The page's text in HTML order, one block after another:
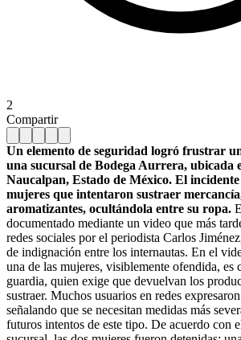
2
Compartir
Un elemento de seguridad logró frustrar
una sucursal de Bodega Aurrera, ubicada
Naucalpan, Estado de México. El
mujeres que intentaron sustraer
aromatizantes, ocultándola entre su ropa.
documentado mediante un video que más
redes sociales por el periodista Carlos
de indignación entre los internautas. En el
una de las mujeres, visiblemente ofendida, es
guardia, quien exige que devuelvan los
sustraer. Muchos usuarios en redes
señalando que se necesitan medidas más
futuros intentos de este tipo. De acuerdo con